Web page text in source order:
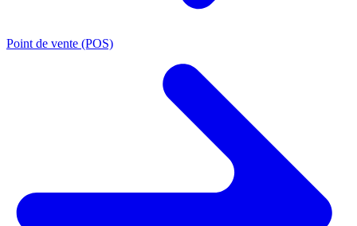
Point de vente (POS)